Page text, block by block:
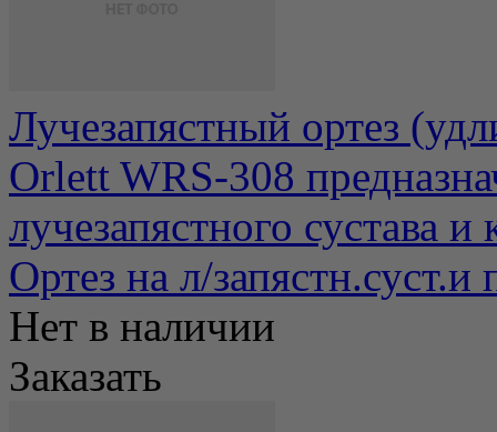
Лучезапястный ортез
Orlett WRS-308
лучезапястного сустава и
Ортез на л/
Нет в наличии
Заказать